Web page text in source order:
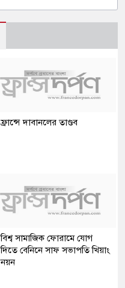
ফ্রান্সে দাবানলের তাণ্ডব
বিশ্ব সামাজিক ফোরামে যোগ
দিতে বেনিনে সাফ সভাপতি খিয়াং
নয়ন